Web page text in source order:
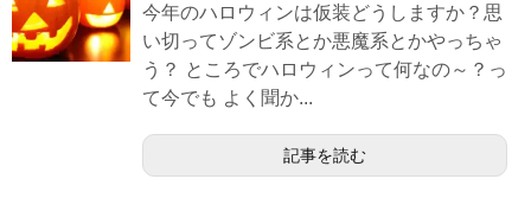
今年のハロウィンは仮装どうしますか？思
い切ってゾンビ系とか悪魔系とかやっちゃ
う？ ところでハロウィンって何なの～？っ
て今でも よく聞か...
記事を読む